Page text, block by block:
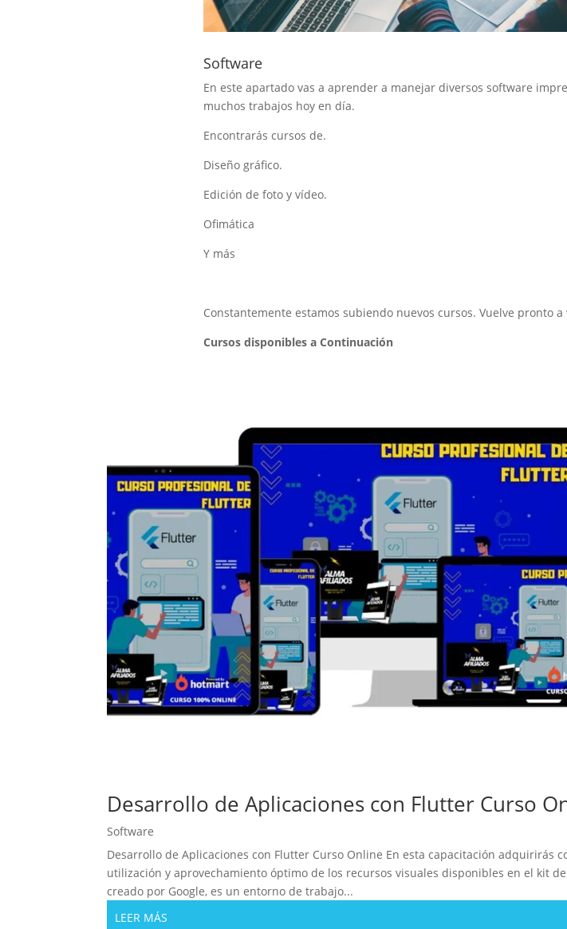
Software
En este apartado vas a aprender a manejar diversos software
muchos trabajos hoy en día.
Encontrarás cursos de.
Diseño gráfico.
Edición de foto y vídeo.
Ofimática
Y más
Constantemente estamos subiendo nuevos cursos. Vuelve pronto a
Cursos disponibles a Continuación
Desarrollo de Aplicaciones con Flutter Curso
Software
Desarrollo de Aplicaciones con Flutter Curso Online En esta capacitación adquirirás
utilización y aprovechamiento óptimo de los recursos visuales disponibles en el kit
creado por Google, es un entorno de trabajo...
LEER MÁS